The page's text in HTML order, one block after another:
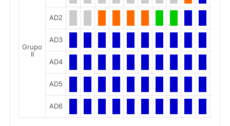
Grupo
II
AD2
AD3
AD4
AD5
AD6